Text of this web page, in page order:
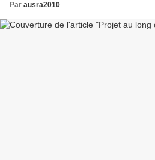
Par ausra2010